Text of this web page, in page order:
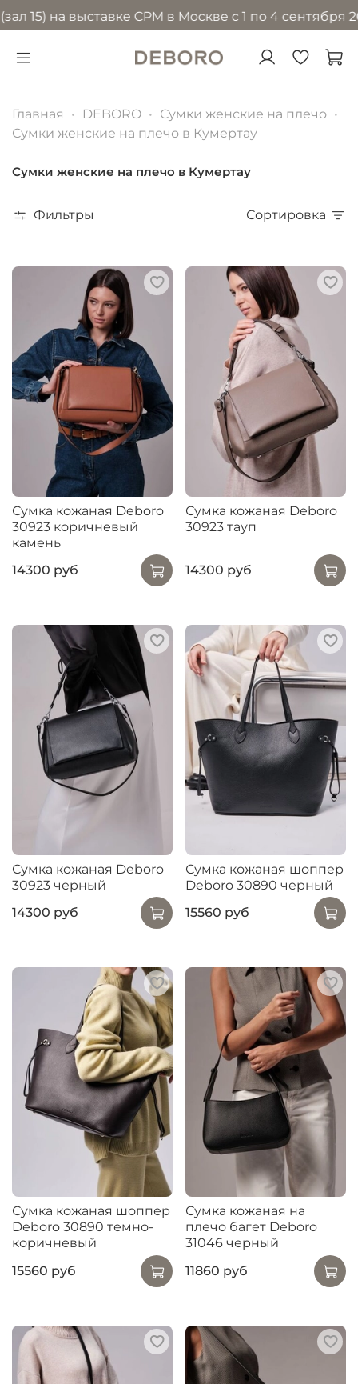
выставке CPM в Москве с 1 по 4 сентября 2026
Главная DEBORO
Сумки женские на плечо
Сумки женские на плечо в Кумертау
Сумки женские на плечо в Кумертау
Фильтры Сортировка
Сумка кожаная Deboro
30923 коричневый
камень
14300 руб
Сумка кожаная Deboro
30923 тауп
14300 руб
Сумка кожаная Deboro
30923 черный
14300 руб
Сумка кожаная шоппер
Deboro 30890 черный
15560 руб
Сумка кожаная шоппер
Deboro 30890 темно-
коричневый
15560 руб
Сумка кожаная на
плечо багет Deboro
31046 черный
11860 руб